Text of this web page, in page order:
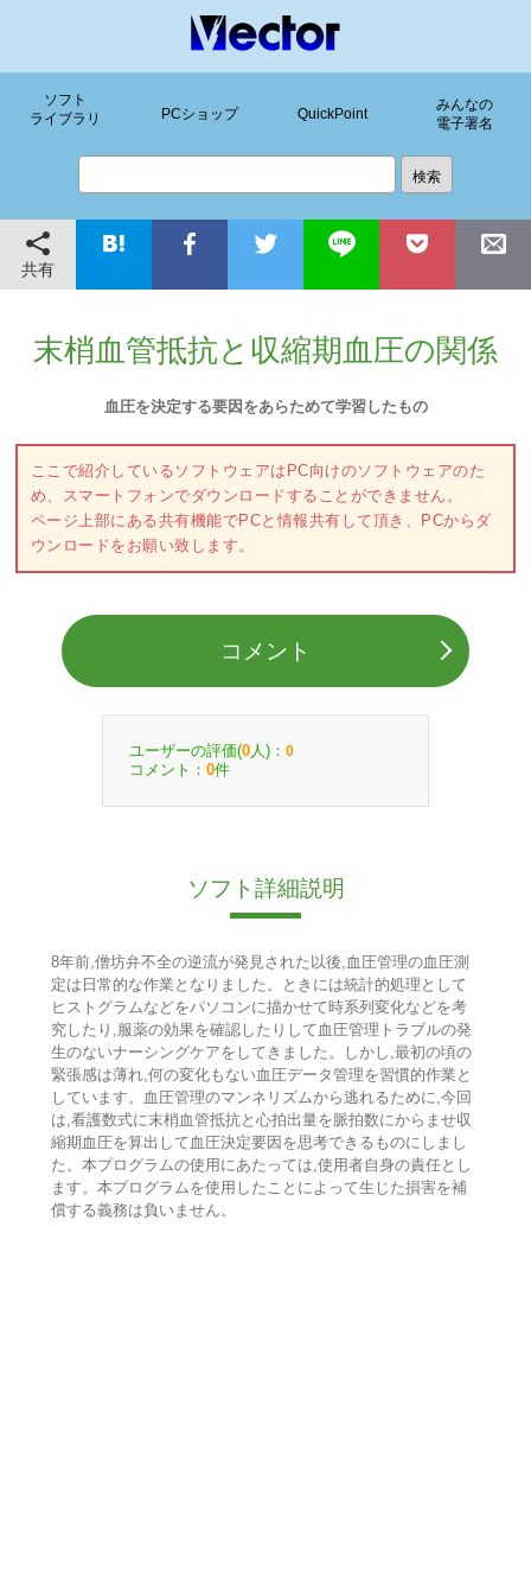
ソフト
ライブラリ
PCショップ QuickPoint
みんなの
電子署名
共有
末梢血管抵抗と収縮期血圧の関係
血圧を決定する要因をあらためて学習したもの
ここで紹介しているソフトウェアはPC向けのソフトウェアのた
め、スマートフォンでダウンロードすることができません。
ページ上部にある共有機能でPCと情報共有して頂き、PCからダ
ウンロードをお願い致します。
コメント
ユーザーの評価(0 人)： 0
コメント： 0件
ソフト詳細説明
8年前,僧坊弁不全の逆流が発見された以後,血圧管理の血圧測
定は日常的な作業となりました。ときには統計的処理として
ヒストグラムなどをパソコンに描かせて時系列変化などを考
究したり,服薬の効果を確認したりして血圧管理トラブルの発
生のないナーシングケアをしてきました。しかし,最初の頃の
緊張感は薄れ,何の変化もない血圧データ管理を習慣的作業と
しています。血圧管理のマンネリズムから逃れるために,今回
は,看護数式に末梢血管抵抗と心拍出量を脈拍数にからませ収
縮期血圧を算出して血圧決定要因を思考できるものにしまし
た。本プログラムの使用にあたっては,使用者自身の責任とし
ます。本プログラムを使用したことによって生じた損害を補
償する義務は負いません。